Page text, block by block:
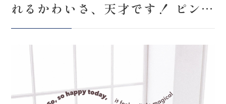
来店のご予約
スタジオ紹介 ブログ
れるかわいさ、天才です！ ピンク
系のふわふわドレスは人気ですが
この絶妙なくすみカラー、 一目惚
れする方も多いのではないでしょ
うか？ こちらのドレスは
SACHIKO TSUTSUIの 新作ド